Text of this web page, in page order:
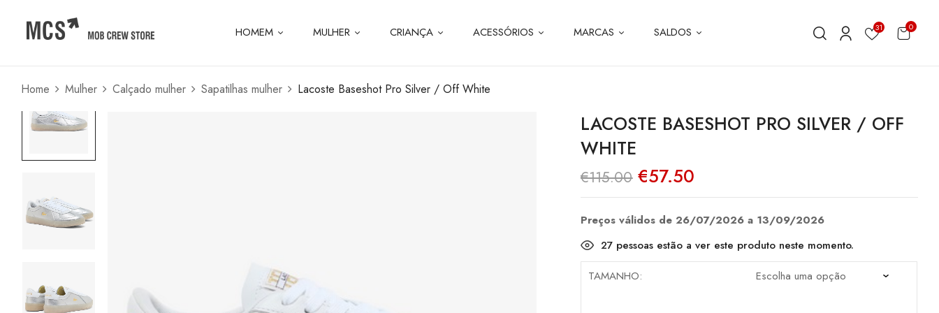
HOMEM MULHER CRIANÇA ACESSÓRIOS MARCAS SALDOS 31 0
Home Mulher Calçado mulher Sapatilhas mulher Lacoste Baseshot Pro Silver / Off White
LACOSTE BASESHOT PRO SILVER / OFF
WHITE
€115.00 O
preço
original
€115.00.
€57.50
atual
€57.50.
Preços válidos de 26/07/2026 a 13/09/2026
27 pessoas estão a ver este produto neste momento.
TAMANHO